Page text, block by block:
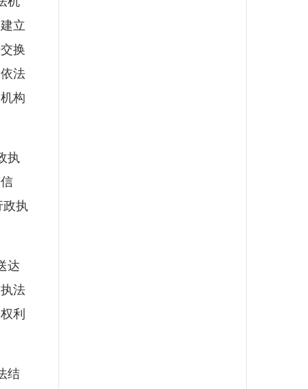
立
换
法
构
执
政执
达
法
利
结